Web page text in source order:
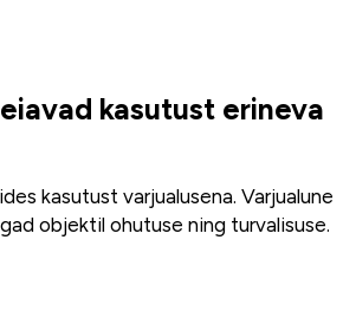
kasutust erineva
kasutust varjualusena. Varjualune
objektil ohutuse ning turvalisuse.